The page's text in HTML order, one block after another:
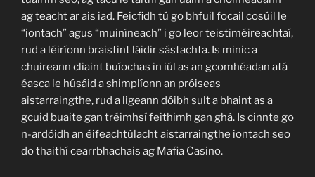
ag teacht ar ais iad. Feicfidh tú go bhfuil focail cosúil le
“iontach” agus “muiníneach” i go leor teistiméireachtaí,
rud a léiríonn braistint láidir sástachta. Is minic a
chuireann cliaint buíochas in iúl as an gcomhéadan atá
éasca le húsáid a shimplíonn an próiseas
aistarraingthe, rud a ligeann dóibh sult a bhaint as a
gcuid buaite gan tréimhsí feithimh gan ghá. Is cinnte go
n-ardóidh an éifeachtúlacht aistarraingthe iontach seo
do thaithí cearrbhachais ag Mafia Casino.